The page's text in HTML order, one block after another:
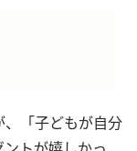
「子どもが自分